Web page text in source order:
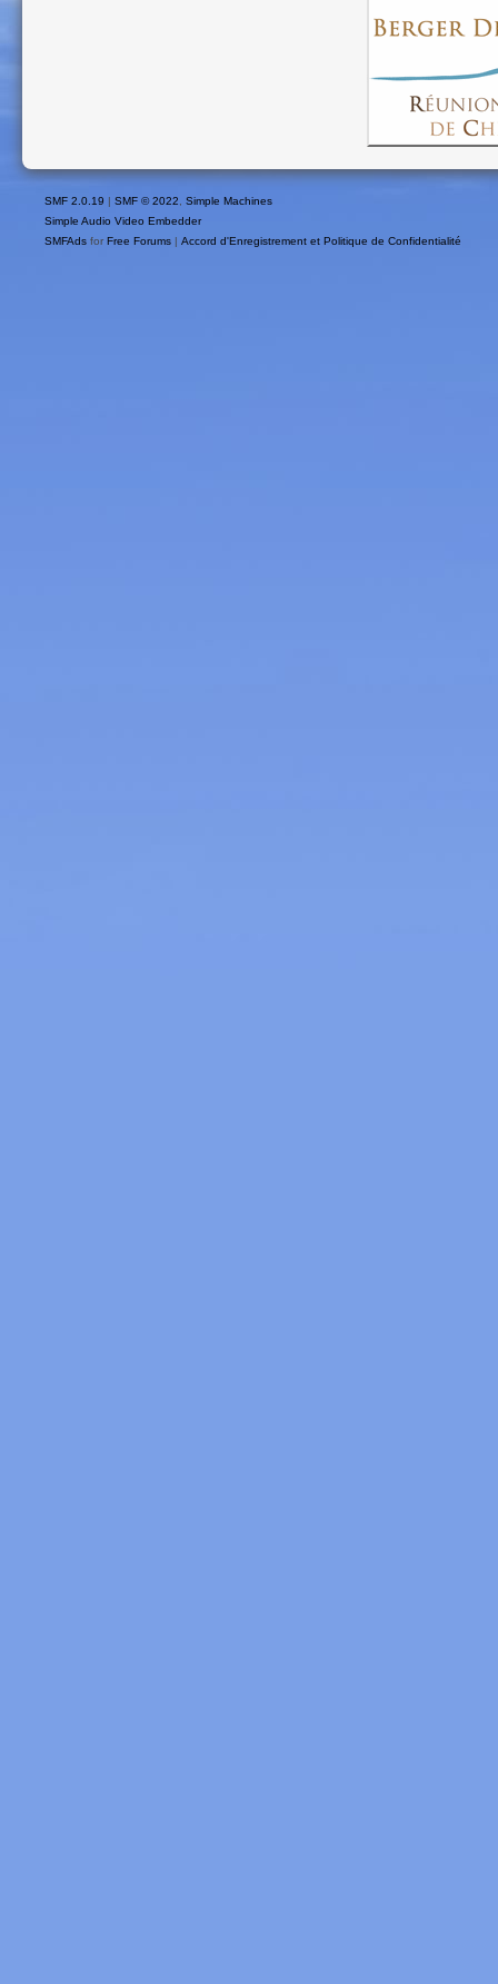
SMF 2.0.19 | SMF © 2022, Simple Machines
Simple Audio Video Embedder
SMFAds for Free Forums | Accord d'Enregistrement et Politique de Confidentialité